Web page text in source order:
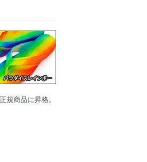
規商品に昇格。